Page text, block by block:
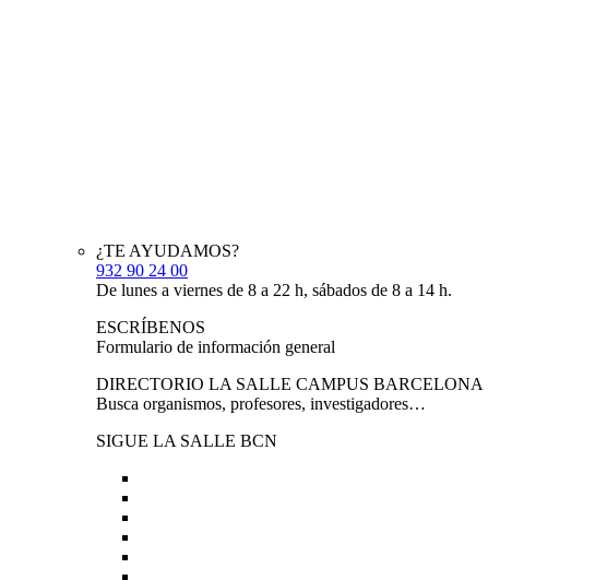
¿TE AYUDAMOS?
932 90 24 00
De lunes a viernes de 8 a 22 h, sábados de 8 a 14 h.
ESCRÍBENOS
Formulario de información general
DIRECTORIO LA SALLE CAMPUS BARCELONA
Busca organismos, profesores, investigadores…
SIGUE LA SALLE BCN